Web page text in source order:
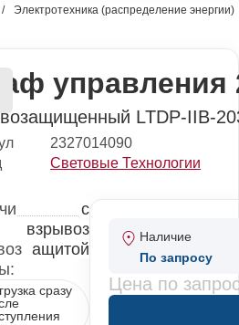
Электротехника (распределение энергии)
управления
LTDP-IIВ-
2327014090
Световые Технологии
с
взрывоз
ащитой
сразу
Наличие
По запросу
Цена по